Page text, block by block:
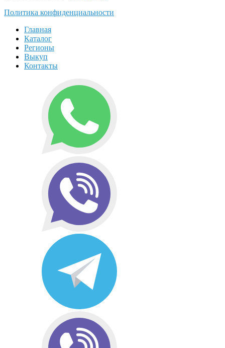
Политика конфиденциальности
Главная
Каталог
Регионы
Выкуп
Контакты